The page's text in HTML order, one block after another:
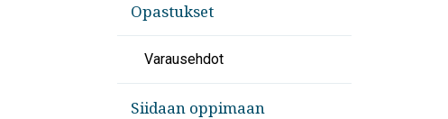
Opastukset
Varausehdot
Siidaan oppimaan